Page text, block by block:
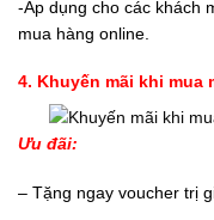
-Áp dụng cho các khách
mua hàng online.
4. Khuyến mãi khi mua
Ưu đãi:
– Tặng ngay voucher trị